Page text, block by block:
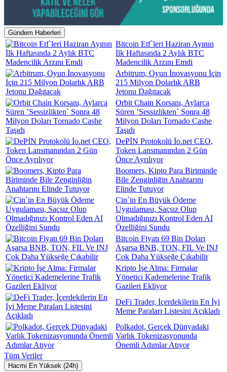
Gündem Haberleri
Bitcoin Etf`leri Haziran Ayının
İlk Haftasında 2 Aylık BTC
Madencilik Arzını Emdi
Arbitrum, Oyun İnovasyonu İçin
215 Milyon Dolarlık ARB
Jetonu Dağıtacak
Orbit Chain Korsanı, Aylarca
Süren ’Sessizlikten` Sonra 48
Milyon Doları Tornado Cashe
Taşıdı
DePİN Protokolü İo.net CEO,
Token Lansmanından 2 Gün
Önce Ayrılıyor
Boomers, Kipto Para Biriminde
Bile Zenginliğin Anahtarını
Elinde Tutuyor
Çin`in En Büyük Ödeme
Uygulaması, Saçsız Olup
Olmadığınızı Kontrol Eden AI
Özelliğini Sundu
Bitcoin Fiyatı 69 Bin Doları
Aşarsa BNB, TON, FIL Ve INJ
Çok Daha Yükseğe Çıkabilir
Kripto İşe Alma: Firmalar
Yönetici Kademelerine Trafik
Gazileri Ekliyor
DeFi Trader, İçerdekilerin En İyi
Meme Paraları Listesini Açıkladı
Polkadot, Gerçek Dünyadaki
Varlık Tokenizasyonunda
Önemli Adımlar Atıyor
Tüm Veriler
Hacmi En Yüksek (24h)